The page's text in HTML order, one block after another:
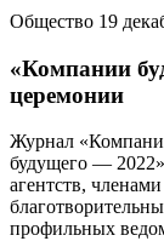
Общество 19
«Компании
церемонии
Журнал
будущего —
агентств,
профильных